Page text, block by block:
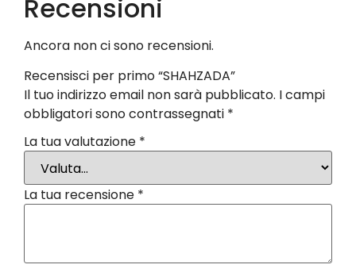
Recensioni
Ancora non ci sono recensioni.
Recensisci per primo “SHAHZADA”
Il tuo indirizzo email non sarà pubblicato. I campi
obbligatori sono contrassegnati *
La tua valutazione *
La tua recensione *